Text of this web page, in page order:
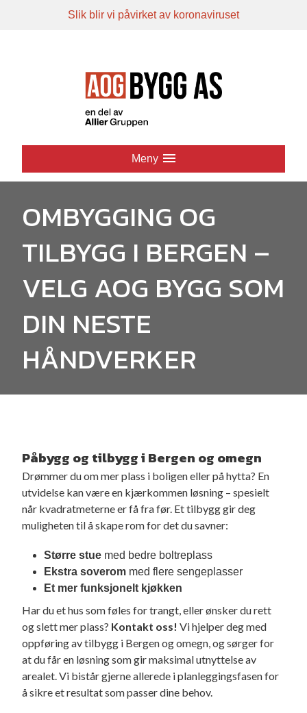
Slik blir vi påvirket av koronaviruset
Meny
OMBYGGING OG
TILBYGG I BERGEN –
VELG AOG BYGG SOM
DIN NESTE
HÅNDVERKER
Påbygg og tilbygg i Bergen og omegn
Drømmer du om mer plass i boligen eller på hytta? En
utvidelse kan være en kjærkommen løsning – spesielt
når kvadratmeterne er få fra før. Et tilbygg gir deg
muligheten til å skape rom for det du savner:
Større stue med bedre boltreplass
Ekstra soverom med flere sengeplasser
Et mer funksjonelt kjøkken
Har du et hus som føles for trangt, eller ønsker du rett
og slett mer plass? Kontakt oss! Vi hjelper deg med
oppføring av tilbygg i Bergen og omegn, og sørger for
at du får en løsning som gir maksimal utnyttelse av
arealet. Vi bistår gjerne allerede i planleggingsfasen for
å sikre et resultat som passer dine behov.